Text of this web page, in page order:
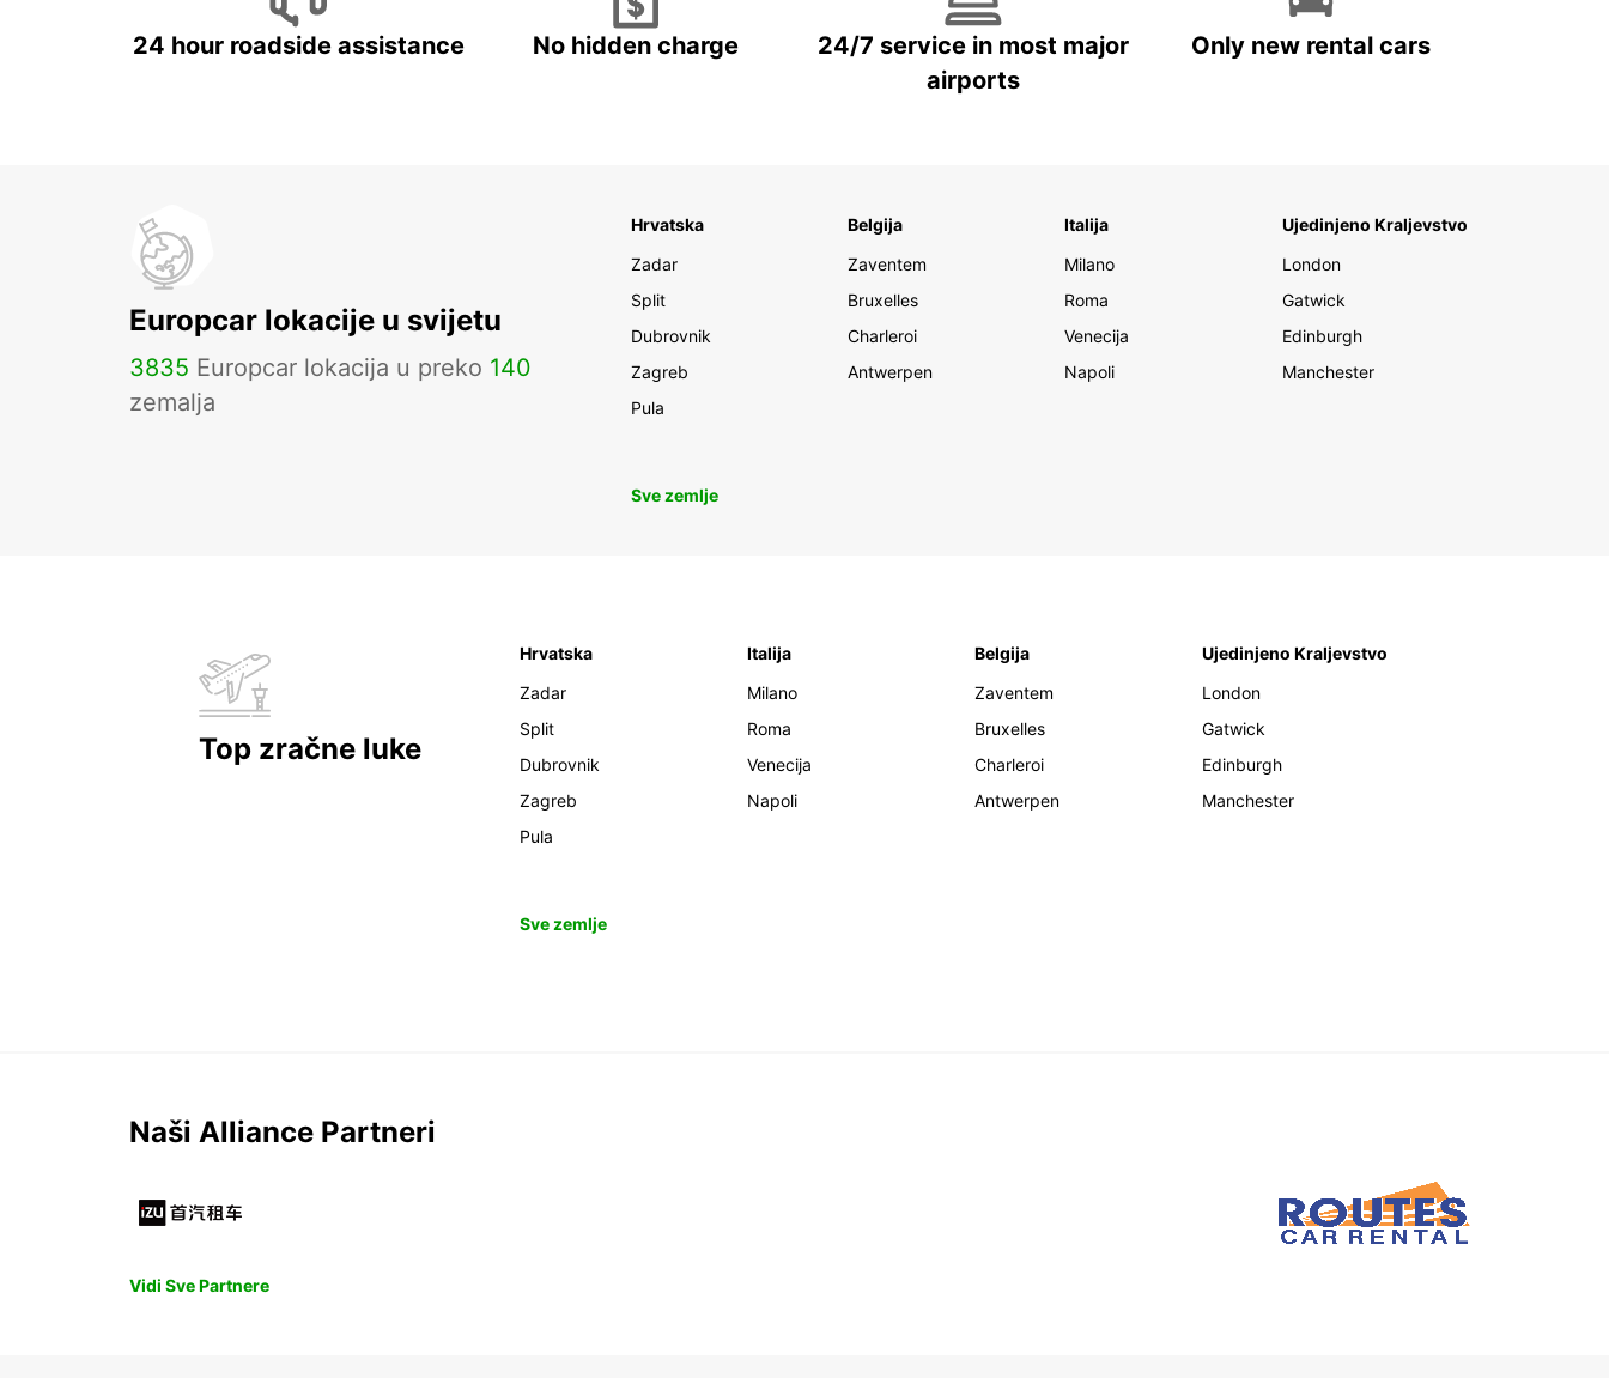
24 hour roadside assistance No hidden charge
24/7 service in most major
airports
Only new rental cars
Europcar lokacije u svijetu
3835 Europcar lokacija u preko 140
zemalja
Hrvatska
Zadar
Split
Dubrovnik
Zagreb
Pula
Belgija
Zaventem
Bruxelles
Charleroi
Antwerpen
Italija
Milano
Roma
Venecija
Napoli
Ujedinjeno Kraljevstvo
London
Gatwick
Edinburgh
Manchester
Sve zemlje
Top zračne luke
Hrvatska
Zadar
Split
Dubrovnik
Zagreb
Pula
Italija
Milano
Roma
Venecija
Napoli
Belgija
Zaventem
Bruxelles
Charleroi
Antwerpen
Ujedinjeno Kraljevstvo
London
Gatwick
Edinburgh
Manchester
Sve zemlje
Naši Alliance Partneri
Vidi Sve Partnere